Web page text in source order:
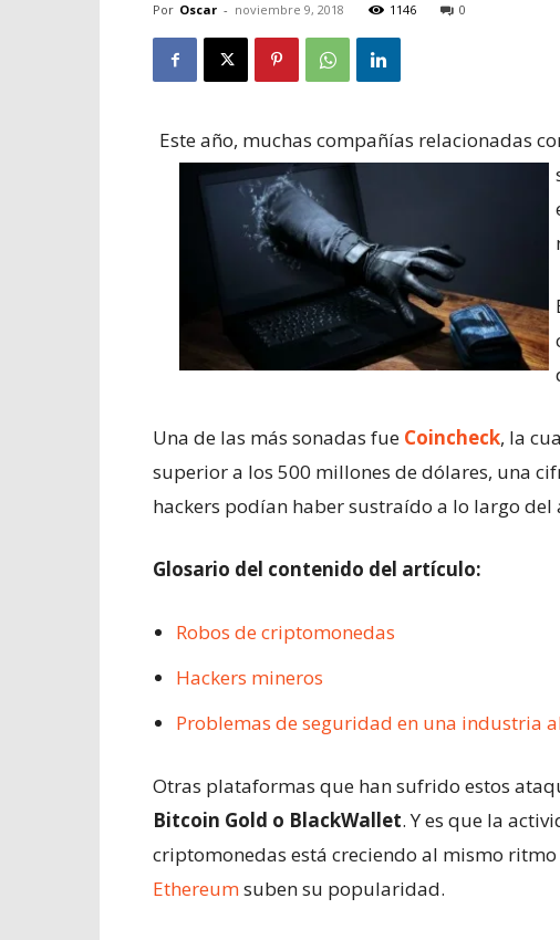
Por Oscar - noviembre 9, 2018 1146 0
Este año, muchas compañías relacionadas
Una de las más sonadas fue Coincheck, la
superior a los 500 millones de dólares, una
hackers podían haber sustraído a lo largo del
Glosario del contenido del artículo:
Robos de criptomonedas
Hackers mineros
Problemas de seguridad en una industria
Otras plataformas que han sufrido estos
Bitcoin Gold o BlackWallet. Y es que la
criptomonedas está creciendo al mismo
Ethereumsuben su popularidad.